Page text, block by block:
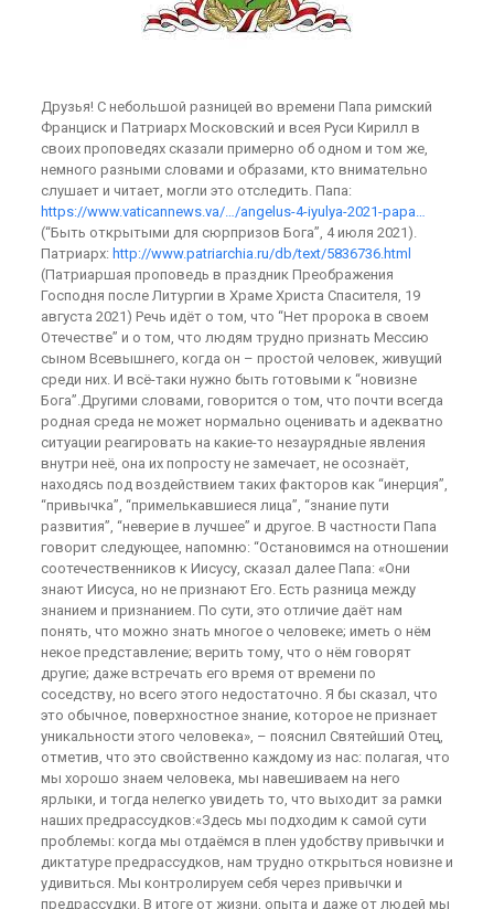
Друзья! С небольшой разницей во времени Папа римский
Франциск и Патриарх Московский и всея Руси Кирилл в
своих проповедях сказали примерно об одном и том же,
немного разными словами и образами, кто внимательно
слушает и читает, могли это отследить. Папа:
https://www.vaticannews.va/…/angelus-4-iyulya-2021-papa…
(“Быть открытыми для сюрпризов Бога”, 4 июля 2021).
Патриарх: http://www.patriarchia.ru/db/text/5836736.html
(Патриаршая проповедь в праздник Преображения
Господня после Литургии в Храме Христа Спасителя, 19
августа 2021) Речь идёт о том, что “Нет пророка в своем
Отечестве” и о том, что людям трудно признать Мессию
сыном Всевышнего, когда он – простой человек, живущий
среди них. И всё-таки нужно быть готовыми к “новизне
Бога”.Другими словами, говорится о том, что почти всегда
родная среда не может нормально оценивать и адекватно
ситуации реагировать на какие-то незаурядные явления
внутри неё, она их попросту не замечает, не осознаёт,
находясь под воздействием таких факторов как “инерция”,
“привычка”, “примелькавшиеся лица”, “знание пути
развития”, “неверие в лучшее” и другое. В частности Папа
говорит следующее, напомню: “Остановимся на отношении
соотечественников к Иисусу, сказал далее Папа: «Они
знают Иисуса, но не признают Его. Есть разница между
знанием и признанием. По сути, это отличие даёт нам
понять, что можно знать многое о человеке; иметь о нём
некое представление; верить тому, что о нём говорят
другие; даже встречать его время от времени по
соседству, но всего этого недостаточно. Я бы сказал, что
это обычное, поверхностное знание, которое не признает
уникальности этого человека», – пояснил Святейший Отец,
отметив, что это свойственно каждому из нас: полагая, что
мы хорошо знаем человека, мы навешиваем на него
ярлыки, и тогда нелегко увидеть то, что выходит за рамки
наших предрассудков:«Здесь мы подходим к самой сути
проблемы: когда мы отдаёмся в плен удобству привычки и
диктатуре предрассудков, нам трудно открыться новизне и
удивиться. Мы контролируем себя через привычки и
предрассудки. В итоге от жизни, опыта и даже от людей мы